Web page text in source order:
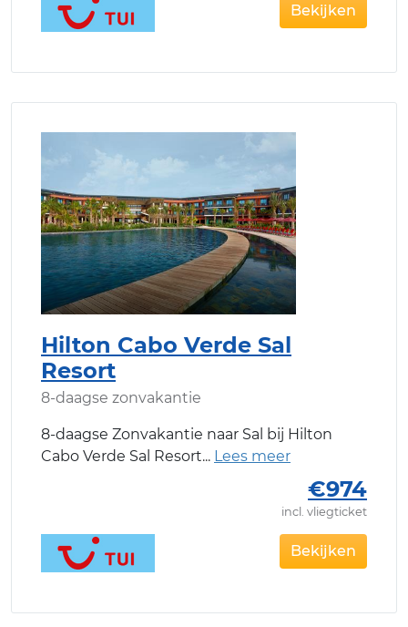
Bekijken
Hilton Cabo Verde Sal
Resort
8-daagse zonvakantie
8-daagse Zonvakantie naar Sal bij Hilton
Cabo Verde Sal Resort
€974
incl. vliegticket
Bekijken